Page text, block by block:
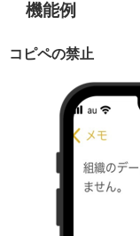
機能例
コピペの禁止